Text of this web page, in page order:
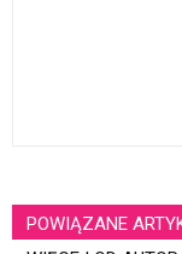
POWIĄZANE